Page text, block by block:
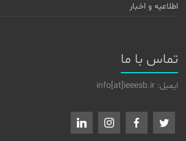
اطلاعیه و اخبار
تماس با ما
ایمیل: info[at]ieeesb.ir